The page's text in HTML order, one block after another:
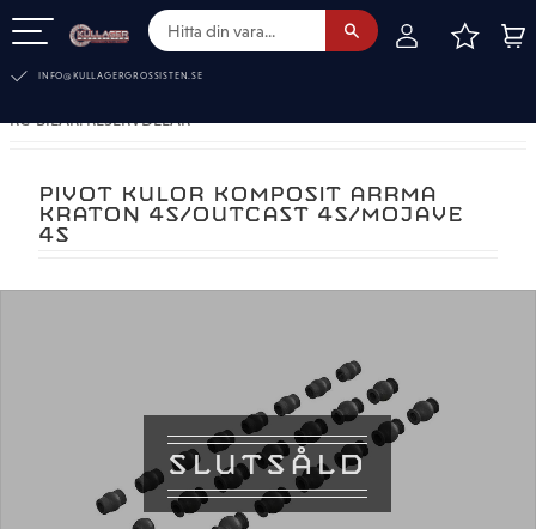
INFO@KULLAGERGROSSISTEN.SE
RC-BILAR. RESERVDELAR
PIVOT KULOR KOMPOSIT ARRMA
KRATON 4S/OUTCAST 4S/MOJAVE
4S
SLUTSÅLD